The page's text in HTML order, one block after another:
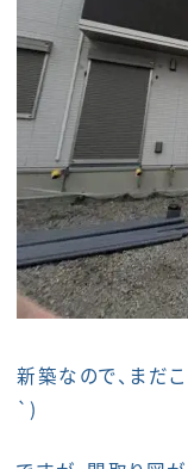
新築なので、まだ
`)